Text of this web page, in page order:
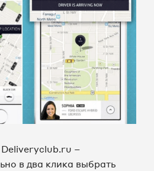
–
в два клика выбрать